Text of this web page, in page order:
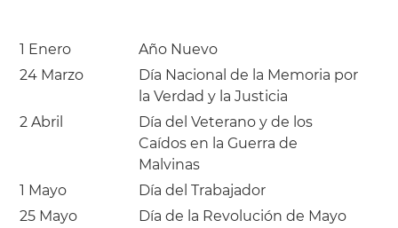
1 Enero
Año Nuevo
24 Marzo
Día Nacional de la Memoria por
la Verdad y la Justicia
2 Abril
Día del Veterano y de los
Caídos en la Guerra de
Malvinas
1 Mayo
Día del Trabajador
25 Mayo
Día de la Revolución de Mayo